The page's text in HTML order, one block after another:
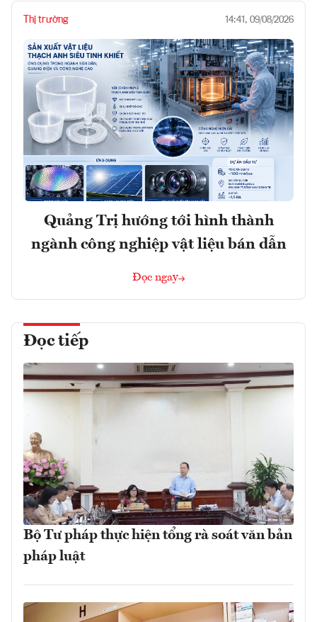
Thị trường 14:41, 09/08/2026
Quảng Trị hướng tới hình thành
ngành công nghiệp vật liệu bán dẫn
Đọc ngay
Đọc tiếp
Bộ Tư pháp thực hiện tổng rà soát văn bản
pháp luật